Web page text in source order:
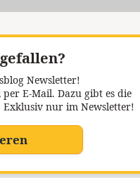
Newsletter!
E-Mail. Dazu gibt es die
Exklusiv nur im Newsletter!